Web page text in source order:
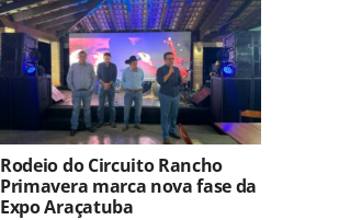
Rodeio do Circuito Rancho
Primavera marca nova fase da
Expo Araçatuba